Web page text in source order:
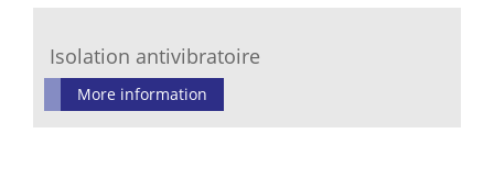
Isolation antivibratoire
More information